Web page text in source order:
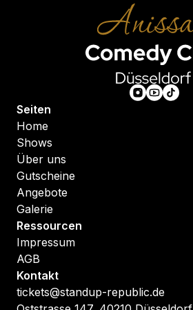
Seiten
Home
Shows
Über uns
Gutscheine
Angebote
Galerie
Ressourcen
Impressum
AGB
Kontakt
tickets@standup-republic.de